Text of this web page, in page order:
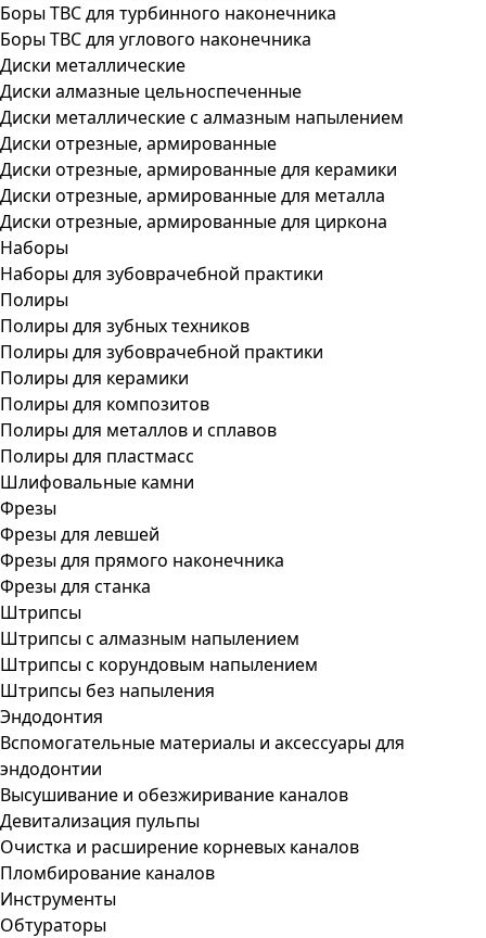
Боры ТВС для турбинного наконечника
Боры ТВС для углового наконечника
Диски металлические
Диски алмазные цельноспеченные
Диски металлические с алмазным напылением
Диски отрезные, армированные
Диски отрезные, армированные для керамики
Диски отрезные, армированные для металла
Диски отрезные, армированные для циркона
Наборы
Наборы для зубоврачебной практики
Полиры
Полиры для зубных техников
Полиры для зубоврачебной практики
Полиры для керамики
Полиры для композитов
Полиры для металлов и сплавов
Полиры для пластмасс
Шлифовальные камни
Фрезы
Фрезы для левшей
Фрезы для прямого наконечника
Фрезы для станка
Штрипсы
Штрипсы c алмазным напылением
Штрипсы c корундовым напылением
Штрипсы без напыления
Эндодонтия
Вспомогательные материалы и аксессуары для
эндодонтии
Высушивание и обезжиривание каналов
Девитализация пульпы
Очистка и расширение корневых каналов
Пломбирование каналов
Инструменты
Обтураторы